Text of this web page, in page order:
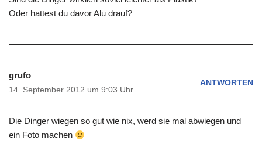
Oder hattest du davor Alu drauf?
grufo
14. September 2012 um 9:03 Uhr
ANTWORTEN
Die Dinger wiegen so gut wie nix, werd sie mal abwiegen und
ein Foto machen